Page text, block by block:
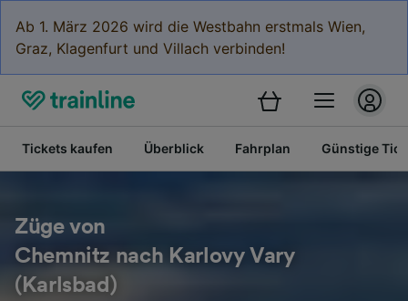
Ab 1. März 2026 wird die Westbahn erstmals Wien,
Graz, Klagenfurt und Villach verbinden!
Tickets kaufen Überblick Fahrplan Günstige
Züge von
Chemnitz nach Karlovy Vary
(Karlsbad)